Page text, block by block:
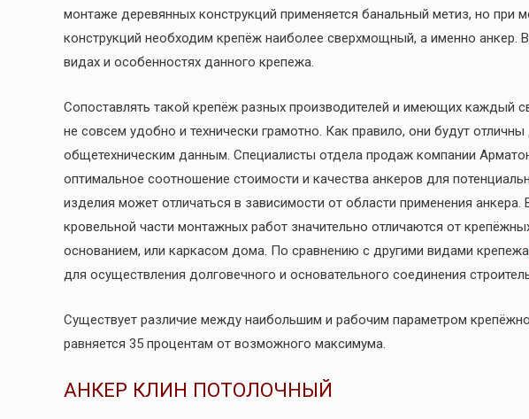
монтаже деревянных конструкций применяется банальный метиз, но при
конструкций необходим крепёж наиболее сверхмощный, а именно анкер.
видах и особенностях данного крепежа.
Сопоставлять такой крепёж разных производителей и имеющих каждый
не совсем удобно и технически грамотно. Как правило, они будут отличны
общетехническим данным. Специалисты отдела продаж компании
оптимальное соотношение стоимости и качества анкеров для
изделия может отличаться в зависимости от области применения
кровельной части монтажных работ значительно отличаются от
основанием, или каркасом дома. По сравнению с другими видами крепежа
для осуществления долговечного и основательного соединения
Существует различие между наибольшим и рабочим параметром
равняется 35 процентам от возможного максимума.
АНКЕР КЛИН ПОТОЛОЧНЫЙ